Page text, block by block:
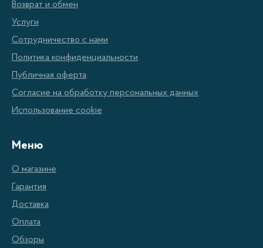
продуктов. Также они имеют большое количество
дополнительных функций, таких как регулировка
температуры, автоматическая закрытие, замок и
даже система регулировки влажности. Эти
духовые шкафы Weissgauff изготовлены из
высококачественных материалов, что гарантирует
их долговечность и прочность.
Преимущества Духовых шкафов
Weissgauff
Регулируемая температура
Возврат и обмен
Услуги
Сотрудничество с нами
Политика конфиденциальности
Публичная оферта
Согласие на обработку персональных данных
Использование cookie
Меню
О магазине
Гарантия
Доставка
Оплата
Обзоры